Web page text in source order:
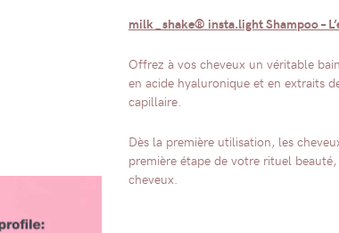
milk_shake® insta.light Shampoo –
Offrez à vos cheveux un véritable
en acide hyaluronique et en extraits
capillaire.
Dès la première utilisation, les
première étape de votre rituel
cheveux.